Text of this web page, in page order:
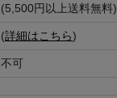
(5,500円以上送料無料)
(詳細はこちら)
不可